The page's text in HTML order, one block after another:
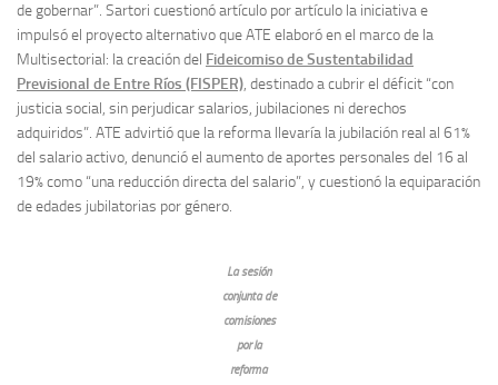
de gobernar”. Sartori cuestionó artículo por artículo la iniciativa e
impulsó el proyecto alternativo que ATE elaboró en el marco de la
Multisectorial: la creación del Fideicomiso de Sustentabilidad
Previsional de Entre Ríos (FISPER), destinado a cubrir el déficit “con
justicia social, sin perjudicar salarios, jubilaciones ni derechos
adquiridos”. ATE advirtió que la reforma llevaría la jubilación real al 61%
del salario activo, denunció el aumento de aportes personales del 16 al
19% como “una reducción directa del salario”, y cuestionó la equiparación
de edades jubilatorias por género.
La sesión
conjunta de
comisiones
por la
reforma